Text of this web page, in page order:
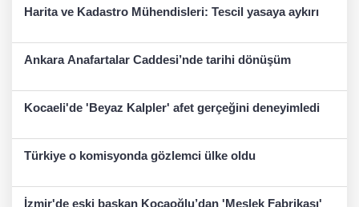
Harita ve Kadastro Mühendisleri: Tescil yasaya aykırı
Ankara Anafartalar Caddesi’nde tarihi dönüşüm
Kocaeli'de 'Beyaz Kalpler' afet gerçeğini deneyimledi
Türkiye o komisyonda gözlemci ülke oldu
İzmir'de eski başkan Kocaoğlu’dan 'Meslek Fabrikası'